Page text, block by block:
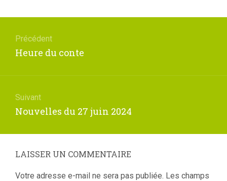
l’article
Précédent
Article
:
Heure du conte
Suivant
Article
:
Nouvelles du 27 juin 2024
LAISSER UN COMMENTAIRE
Votre adresse e-mail ne sera pas publiée. Les champs